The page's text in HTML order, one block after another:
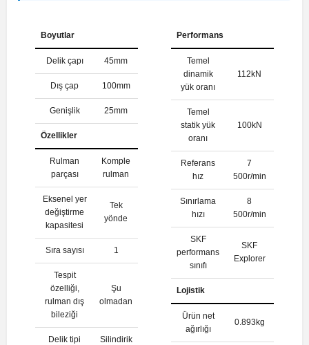
Boyutlar
Delik çapı 45mm
Dış çap 100mm
Genişlik 25mm
Özellikler
Rulman
parçası
Komple
rulman
Eksenel yer
değiştirme
kapasitesi
Tek
yönde
Sıra sayısı 1
Tespit
özelliği,
rulman dış
bileziği
Şu
olmadan
Delik tipi Silindirik
Performans
Temel
dinamik
yük oranı
112kN
Temel
statik yük
oranı
100kN
Referans
hız
7
500r/min
Sınırlama
hızı
8
500r/min
SKF
performans
sınıfı
SKF
Explorer
Lojistik
Ürün net
ağırlığı
0.893kg